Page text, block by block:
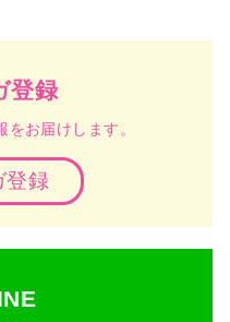
登録
お届けします。
登録